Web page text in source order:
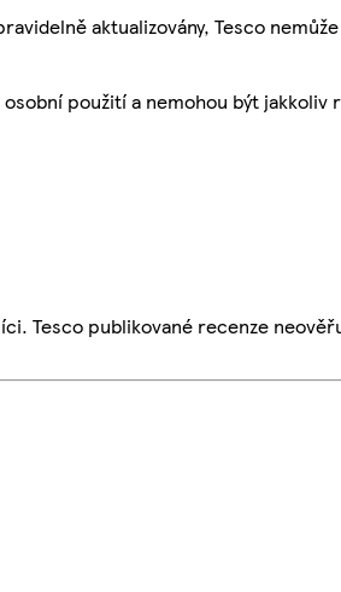
aktualizovány, Tesco
použití a nemohou být
Tesco publikované recenze